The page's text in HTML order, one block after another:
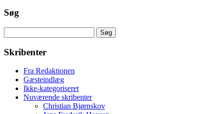
Søg
efter:
Skribenter
Fra Redaktionen
Gæsteindlæg
Ikke-kategoriseret
Nuværende skribenter
Christian Bjørnskov